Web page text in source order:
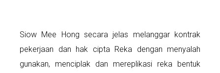
Siow Mee Hong secara jelas melanggar kontrak
pekerjaan dan hak cipta Reka dengan menyalah
gunakan, menciplak dan mereplikasi reka bentuk